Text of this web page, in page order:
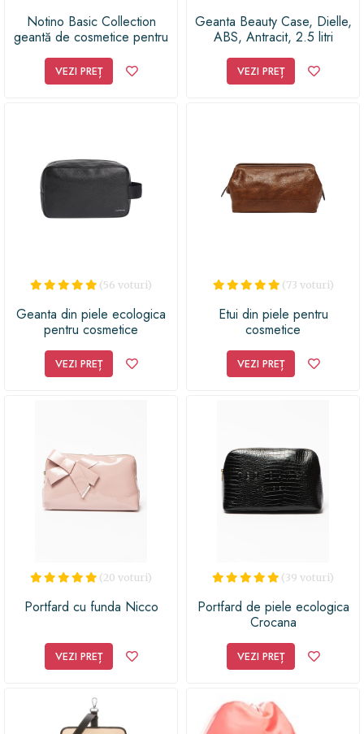
Notino Basic Collection
geantă de cosmetice pentru
VEZI PREȚ
Geanta Beauty Case, Dielle,
ABS, Antracit, 2.5 litri
VEZI PREȚ
(56 voturi)
Geanta din piele ecologica
pentru cosmetice
VEZI PREȚ
(73 voturi)
Etui din piele pentru
cosmetice
VEZI PREȚ
(20 voturi)
Portfard cu funda Nicco
VEZI PREȚ
(39 voturi)
Portfard de piele ecologica
Crocana
VEZI PREȚ